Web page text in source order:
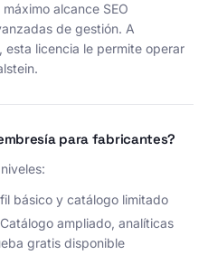
alcance SEO
de gestión. A
licencia le permite operar
para fabricantes?
básico y catálogo limitado
Catálogo ampliado, analíticas
gratis disponible